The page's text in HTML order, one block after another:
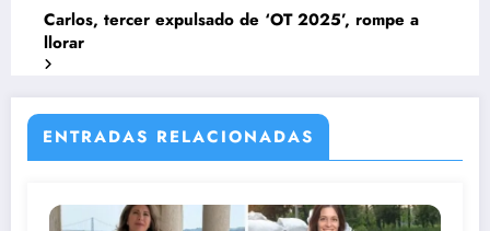
Carlos, tercer expulsado de ‘OT 2025’, rompe a
llorar
ENTRADAS RELACIONADAS